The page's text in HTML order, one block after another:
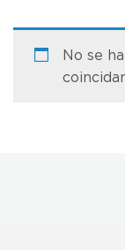
No se